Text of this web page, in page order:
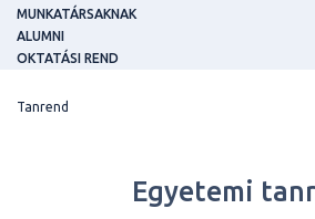
MUNKATÁRSAKNAK
ALUMNI
OKTATÁSI REND
Tanrend
Egyetemi